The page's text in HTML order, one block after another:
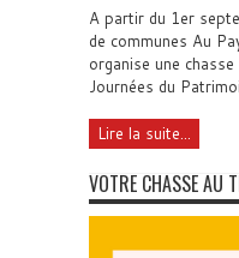
A partir du 1er
de communes Au
organise une
Journées du
Lire la suite...
VOTRE CHASSE AU